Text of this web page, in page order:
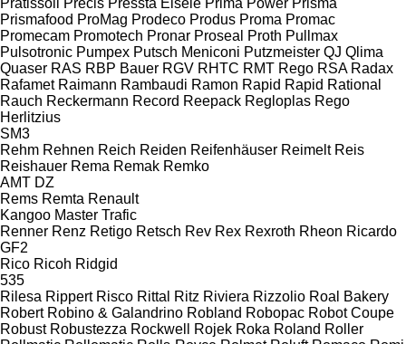
Prismafood ProMag Prodeco Produs Proma Promac
Promecam Promotech Pronar Proseal Proth Pullmax
Pulsotronic Pumpex Putsch Meniconi Putzmeister QJ Qlima
Quaser RAS RBP Bauer RGV RHTC RMT Rego RSA Radax
Rafamet Raimann Rambaudi Ramon Rapid Rapid Rational
Rauch Reckermann Record Reepack Regloplas Rego
Herlitzius
SM3
Rehm Rehnen Reich Reiden Reifenhäuser Reimelt Reis
Reishauer Rema Remak Remko
AMT DZ
Rems Remta Renault
Kangoo Master Trafic
Renner Renz Retigo Retsch Rev Rex Rexroth Rheon Ricardo
GF2
Rico Ricoh Ridgid
535
Rilesa Rippert Risco Rittal Ritz Riviera Rizzolio Roal Bakery
Robert Robino & Galandrino Robland Robopac Robot Coupe
Robust Robustezza Rockwell Rojek Roka Roland Roller